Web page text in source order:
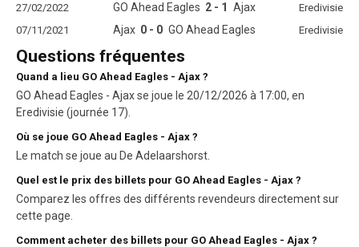
27/02/2022
GO Ahead Eagles 2 - 1 Ajax
Eredivisie
07/11/2021
Ajax 0 - 0 GO Ahead Eagles Eredivisie
Questions fréquentes
Quand a lieu GO Ahead Eagles - Ajax ?
GO Ahead Eagles - Ajax se joue le 20/12/2026 à 17:00, en
Eredivisie (journée 17).
Où se joue GO Ahead Eagles - Ajax ?
Le match se joue au De Adelaarshorst.
Quel est le prix des billets pour GO Ahead Eagles - Ajax ?
Comparez les offres des différents revendeurs directement sur
cette page.
Comment acheter des billets pour GO Ahead Eagles - Ajax ?